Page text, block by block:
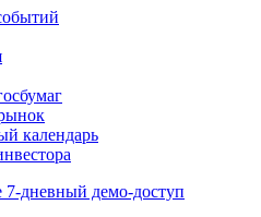
базу данных